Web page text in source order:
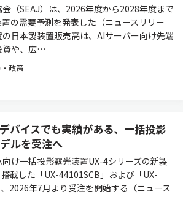
（SEAJ）は、2026年度から2028年度まで
の需要予測を発表した（ニュースリリー
日本製装置販売高は、AIサーバー向け先端
資や、広…
政策
バイスでも実績がある、一括投影
ルを受注へ
け一括投影露光装置UX-4シリーズの新製
載した「UX-44101SCB」および「UX-
2026年7月より受注を開始する（ニュース